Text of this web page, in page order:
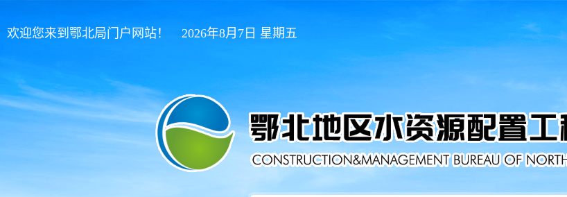
欢迎您来到鄂北局门户网站！ 2026年8月7日 星期五